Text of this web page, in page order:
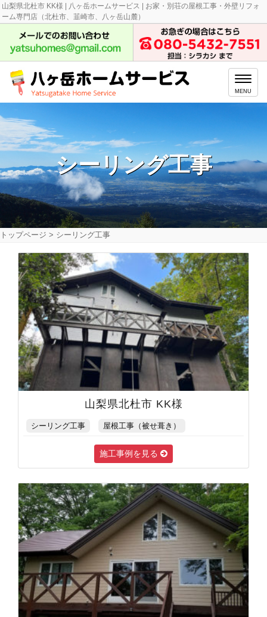
山梨県北杜市 KK様 | 八ヶ岳ホームサービス | お家・別荘の屋根工事・外壁リフォ
ーム専門店（北杜市、韮崎市、八ヶ岳山麓）
MENU
シーリング工事
トップページ > シーリング工事
山梨県北杜市 KK様
シーリング工事 屋根工事（被せ葺き）
施工事例を見る